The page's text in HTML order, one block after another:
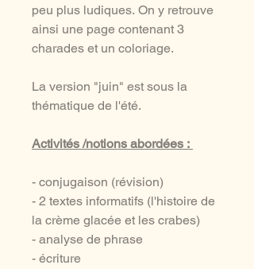
peu plus ludiques. On y retrouve
ainsi une page contenant 3
charades et un coloriage.
La version "juin" est sous la
thématique de l'été.
Activités /notions abordées :
- conjugaison (révision)
- 2 textes informatifs (l'histoire de
la crème glacée et les crabes)
- analyse de phrase
- écriture